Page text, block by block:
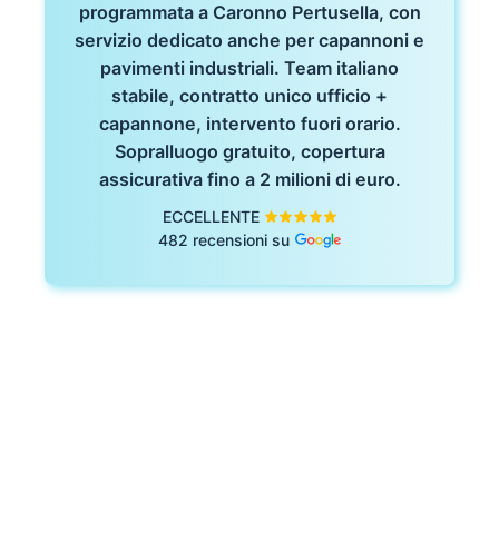
programmata a Caronno Pertusella, con
servizio dedicato anche per capannoni e
pavimenti industriali. Team italiano
stabile, contratto unico ufficio +
capannone, intervento fuori orario.
Sopralluogo gratuito, copertura
assicurativa fino a 2 milioni di euro.
ECCELLENTE
482 recensioni su